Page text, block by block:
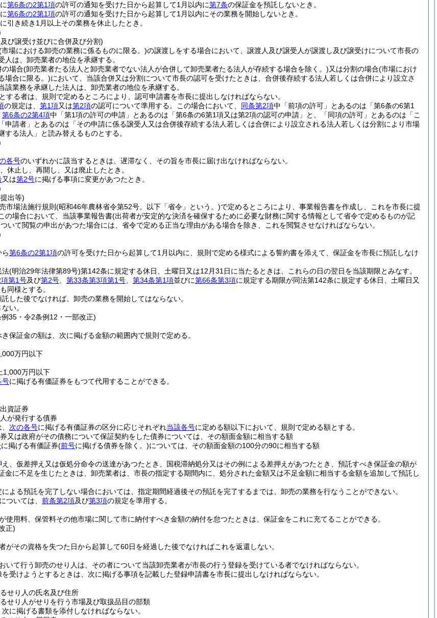
第6条の2第1項の許可の通知を受けた日から起算して1月以内に第7条の保証金を預託しないとき。
第6条の2第1項の許可の通知を受けた日から起算して1月以内にその業務を開始しないとき。
引き続き1月以上その業務を休止したとき。
び譲受け並びに合併及び分割)
市場における卸売の業務に係るものに限る。)の譲渡しをする場合において、譲渡人及び譲受人が譲渡し及び譲受けについて市長の
人は、卸売業者の地位を承継する。
場合(卸売業者たる法人と卸売業者でない法人が合併して卸売業者たる法人が存続する場合を除く。)又は分割の場合(市場におけ
場合に限る。)において、当該合併又は分割について市長の認可を受けたときは、合併後存続する法人若しくは合併により設立さ
該業務を承継した法人は、卸売業者の地位を承継する。
する者は、規則で定めるところにより、認可申請書を市長に提出しなければならない。
の規定は、 第1項又は第2項の認可について準用する。 この場合において、 同条第2項中「前項の許可」とあるのは「第6条の6第1
第6条の2第4項中「第1項の許可の申請」とあるのは「第6条の6第1項又は第2項の認可の申請」と、「同項の許可」とあるのは「こ
申請者」とあるのは「その申請に係る譲受人又は合併後存続する法人若しくは合併により設立される法人若しくは分割により市場
する法人」と読み替えるものとする。
各号のいずれかに該当するときは、遅滞なく、その旨を市長に届け出なければならない。
休止し、再開し、又は廃止したとき。
又は第2号に掲げる事項に変更があつたとき。
出等)
市場法施行規則 (昭和46年農林省令第52号。以下「省令」という。)で定めるところにより、事業報告書を作成し、これを市長に提
の場合において、当該事業報告書(出荷者が安定的な決済を確保するために必要な財務に関する情報として省令で定めるものが記
いて閲覧の申出があつた場合には、省令で定める正当な理由がある場合を除き、これを閲覧させなければならない。
第6条の2第1項の許可を受けた日から起算して1月以内に、規則で定める様式による誓約書を添えて、保証金を市長に預託しなけ
法(明治29年法律第89号)第142条に規定する休日、土曜日又は12月31日に当たるときは、これらの日の翌日を当該期限とみなす。
第1号及び第2号 第33条第3項第1号 第34条第1項並びに第66条第3項に規定する期限が同法第142条に規定する休日、土曜日又
同様とする。
した後でなければ、卸売の業務を開始してはならない。
い。
35・令2条例12・一部改正)
保証金の額は、次に掲げる金額の範囲内で規則で定める。
万円以下
万円以下
号に掲げる有価証券をもつて代用することができる。
資証券
が発行する債券
次の各号に掲げる有価証券の区分に応じそれぞれ当該各号に定める額以下において、規則で定める額とする。
又は政府がその債務について保証契約をした債券については、その額面金額に相当する額
に掲げる有価証券(前号に掲げる債券を除く。)については、その額面金額の100分の90に相当する額
、仮差押え又は仮処分命令の送達があつたとき、国税滞納処分又はその例による差押えがあつたとき、預託すべき保証金の額が
金に不足を生じたときは、卸売業者は、市長の指定する期間内に、処分された金額又は不足金額に相当する金額を追加して預託し
による預託を完了しない場合においては、指定期間経過後その預託を完了するまでは、卸売の業務を行なうことができない。
ついては、 前条第2項及び第3項の規定を準用する。
使用料、保管料その他市場に関して市に納付すべき金額の納付を怠つたときは、保証金をこれに充てることができる。
正)
がその資格を失つた日から起算して60日を経過した後でなければこれを返還しない。
いて行う卸売のせり人は、その者について当該卸売業者が市長の行う登録を受けている者でなければならない。
を受けようとするときは、次に掲げる事項を記載した登録申請書を市長に提出しなければならない。
せり人の氏名及び住所
せり人がせりを行う市場及び取扱品目の部類
に掲げる書類を添付しなければならない。